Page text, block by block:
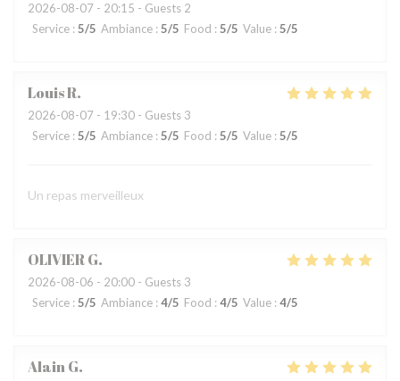
2026-08-07 - 20:15 - Guests 2
Service : 5/5 Ambiance : 5/5 Food : 5/5 Value : 5/5
LouisR
2026-08-07 - 19:30 - Guests 3
Service : 5/5 Ambiance : 5/5 Food : 5/5 Value : 5/5
Un repas merveilleux
OLIVIERG
2026-08-06 - 20:00 - Guests 3
Service : 5/5 Ambiance : 4/5 Food : 4/5 Value : 4/5
AlainG